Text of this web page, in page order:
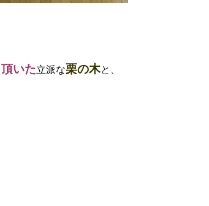
いた立派な栗の木と、